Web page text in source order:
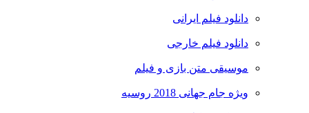
دانلود فیلم ایرانی
دانلود فیلم خارجی
موسیقی متن بازی و فیلم
ویژه جام جهانی 2018 روسیه